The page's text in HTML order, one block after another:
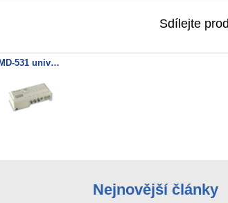
Sdílejte
MD-531 univerzální stereo UHF modulátor
Nejnovější články